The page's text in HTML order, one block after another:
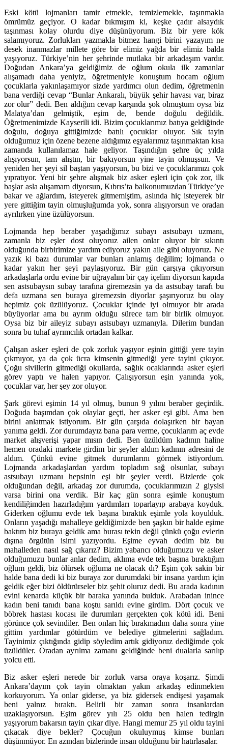
Eski kötü lojmanları tamir etmekle, temizlemekle, taşınmakla
ömrümüz geçiyor. O kadar bıkmışım ki, keşke çadır alsaydık
taşınması kolay olurdu diye düşünüyorum. Biz bir yere kök
salamıyoruz. Zorlukları yazmakla bitmez hangi birini yazayım ne
desek inanmazlar millete göre bir elimiz yağda bir elimiz balda
yaşıyoruz. Türkiye’nin her şehrinde mutlaka bir arkadaşım vardır.
Doğudan Ankara’ya geldiğimiz de oğlum okula ilk zamanlar
alışamadı daha yeniyiz, öğretmeniyle konuştum hocam oğlum
çocuklarla yakınlaşamıyor sizde yardımcı olun dedim, öğretmenin
bana verdiği cevap “Bunlar Ankaralı, büyük şehir havası var, biraz
zor olur” dedi. Ben aldığım cevap karşında şok olmuştum oysa biz
Malatya’dan gelmiştik, eşim de, bende doğulu değildik.
Öğretmenimizde Kayserili idi. Bizim çocuklarımız batıya geldiğinde
doğulu, doğuya gittiğimizde batılı çocuklar oluyor. Sık tayin
olduğumuz için özene bezene aldığımız eşyalarımız taşınmaktan kısa
zamanda kullanılamaz hale geliyor. Taşındığın şehre üç yılda
alışıyorsun, tam alıştın, bir bakıyorsun yine tayin olmuşsun. Ve
yeniden her şeyi sil baştan yaşıyorsun, bu bizi ve çocuklarımızı çok
yıpratıyor. Yeni bir şehre alışmak biz asker eşleri için çok zor, ilk
başlar asla alışamam diyorsun, Kıbrıs’ta balkonumuzdan Türkiye’ye
bakar ve ağlardım, isteyerek gitmemiştim, aslında hiç isteyerek bir
yere gittiğim tayin olmuşluğumda yok, sonra alışıyorsun ve oradan
ayrılırken yine üzülüyorsun.
Lojmanda hep beraber yaşadığımız subayı astsubayı uzmanı,
zamanla biz eşler dost oluyoruz ailen onlar oluyor bir sıkıntı
olduğunda birbirimize yardım ediyoruz yakın aile gibi oluyoruz. Ne
yazık ki bazı durumlar var bunları anlamış değilim; lojmanda o
kadar yakın her şeyi paylaşıyoruz. Bir gün çarşıya çıkıyorsun
arkadaşlarla ordu evine bir uğrayalım bir çay içelim diyorsun kapıda
sen astsubaysın subay tarafına giremezsin ya da astsubay tarafı bu
defa uzmana sen buraya giremezsin diyorlar şaşırıyoruz bu olay
hepimiz çok üzülüyoruz. Çocuklar içinde iyi olmuyor bir arada
büyüyorlar ama bu ayrım olduğu sürece tam bir birlik olmuyor.
Oysa biz bir aileyiz subayı astsubayı uzmanıyla. Dilerim bundan
sonra bu tuhaf ayrımcılık ortadan kalkar.
Çalışan asker eşleri de çok zorluk yaşıyor eşinin gittiği yere tayin
çıkmıyor, ya da çok ücra kimsenin gitmediği yere tayini çıkıyor.
Çoğu sivillerin gitmediği okullarda, sağlık ocaklarında asker eşleri
görev yaptı ve halen yapıyor. Çalışıyorsun eşin yanında yok,
çocuklar var, her şey zor oluyor.
Şark görevi eşimin 14 yıl olmuş, bunun 9 yılını beraber geçirdik.
Doğuda başımdan çok olaylar geçti, her asker eşi gibi. Ama ben
birini anlatmak istiyorum. Bir gün çarşıda dolaşırken bir bayan
yanıma geldi. Zor durumdayız bana para verme, çocuklarım aç evde
market alışverişi yapar mısın dedi. Ben üzüldüm kadının haline
hemen oradaki markete girdim bir şeyler aldım kadının adresini de
aldım. Çünkü evine gitmek durumlarını görmek istiyordum.
Lojmanda arkadaşlardan yardım topladım sağ olsunlar, subayı
astsubayı uzmanı hepsinin eşi bir şeyler verdi. Bizlerde çok
olduğundan değil, arkadaş zor durumda, çocuklarımızın 2 giysisi
varsa birini ona verdik. Bir kaç gün sonra eşimle konuştum
kendiliğimden hazırladığım yardımları toparlayıp arabaya koyduk.
Giderken oğlumu evde tek başına bıraktık eşimle yola koyulduk.
Onların yaşadığı mahalleye geldiğimizde ben şaşkın bir halde eşime
baktım biz buraya geldik ama burası tekin değil çünkü çoğu evlerin
dışına örgütün isimi yazıyordu. Eşime eyvah dedim biz bu
mahalleden nasıl sağ çıkarız? Bizim yabancı olduğumuzu ve asker
olduğumuzu bunlar anlar dedim, aklıma evde tek başına bıraktığım
oğlum geldi, biz ölürsek oğluma ne olacak dı? Eşim çok sakin bir
halde bana dedi ki biz buraya zor durumdaki bir insana yardım için
geldik eğer bizi öldürürseler biz şehit oluruz dedi. Bu arada kadının
evini kenarda küçük bir baraka yanında bulduk. Arabadan inince
kadın beni tanıdı bana koştu sarıldı evine girdim. Dört çocuk ve
böbrek hastası kocası ile durumları gerçekten çok kötü idi. Beni
görünce çok sevindiler. Ben onları hiç bırakmadım daha sonra yine
gittim yardımlar götürdüm ve belediye gitmelerini sağladım.
Tayinimiz çıktığında gidip söyledim artık gidiyoruz dediğimde çok
üzüldüler. Oradan ayrılma zamanı geldiğinde beni dualarla sarılıp
yolcu etti.
Biz asker eşleri nerede bir zorluk varsa oraya koşarız. Şimdi
Ankara’dayım çok tayin olmaktan yakın arkadaş edinmekten
korkuyorum. Ya onlar giderse, ya biz gidersek endişesi yaşamak
beni yalnız bıraktı. Belirli bir zaman sonra insanlardan
uzaklaşıyorsun. Eşim görev yılı 25 oldu ben halen tedirgin
yaşıyorum bakarsın tayin çıkar diye. Hangi memur 25 yıl oldu tayini
çıkacak diye bekler? Çocuğun okuluymuş kimse bunları
düşünmüyor. En azından bizlerinde insan olduğunu bir hatırlasalar.